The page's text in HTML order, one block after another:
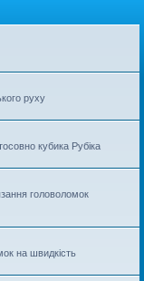
у
руху
кубика Рубіка
головоломок
на швидкість